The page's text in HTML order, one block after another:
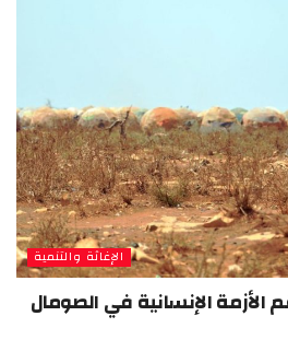
الإغاثة والتنمية
الإنسانية في الصومال